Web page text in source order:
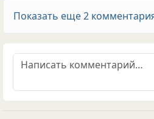
Показать еще 2